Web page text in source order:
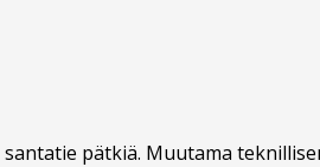
pätkiä. Muutama